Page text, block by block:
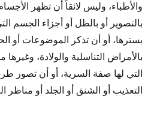
والأطباء، وليس لائقاً أن تظهر
بالتصوير أو بالظل أو أجزاء الجسم
بسترها، أو أن تذكر الموضوعات أو
بالأمراض التناسلية والولادة،
التي لها صفة السرية، أو أن تصور
التعذيب أو الشنق أو الجلد أو مناظر